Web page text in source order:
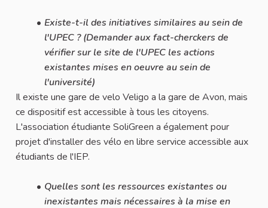
Existe-t-il des initiatives similaires au sein de
l'UPEC ? (Demander aux fact-cherckers de
vérifier sur le site de l'UPEC les actions
existantes mises en oeuvre au sein de
l'université)
Il existe une gare de velo Veligo a la gare de Avon, mais
ce dispositif est accessible à tous les citoyens.
L'association étudiante SoliGreen a également pour
projet d'installer des vélo en libre service accessible aux
étudiants de l'IEP.
Quelles sont les ressources existantes ou
inexistantes mais nécessaires à la mise en